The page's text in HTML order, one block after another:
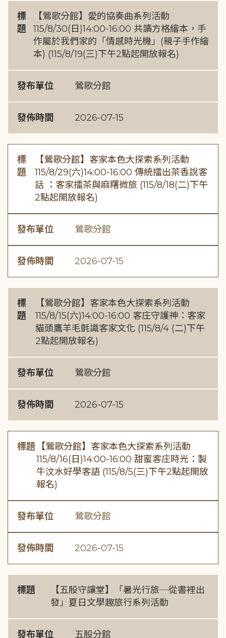
標
題
【鶯歌分館】愛的協奏曲系列活動
115/8/30(日)14:00-16:00 共讀方格繪本，手
作屬於我們家的「情感時光機」(親子手作繪
本) (115/8/19(三)下午2點起開放報名)
發布單位 鶯歌分館
發佈時間 2026-07-15
標
題
【鶯歌分館】客家本色大探索系列活動
115/8/29(六)14:00-16:00 傳統擂出茶香說客
話 ：客家擂茶與麻糬微旅 (115/8/18(二)下午
2點起開放報名)
發布單位 鶯歌分館
發佈時間 2026-07-15
標
題
【鶯歌分館】客家本色大探索系列活動
115/8/15(六)14:00-16:00 客庄守護神：客家
貓頭鷹羊毛氈識客家文化 (115/8/4 (二)下午
2點起開放報名)
發布單位 鶯歌分館
發佈時間 2026-07-15
標題 【鶯歌分館】客家本色大探索系列活動
115/8/16(日)14:00-16:00 甜蜜客庄時光：製
牛汶水好學客語 (115/8/5(三)下午2點起開放
報名)
發布單位 鶯歌分館
發佈時間 2026-07-15
標題
【五股守讓堂】「暑光行旅─從書裡出
發」夏日文學趣旅行系列活動
發布單位 五股分館